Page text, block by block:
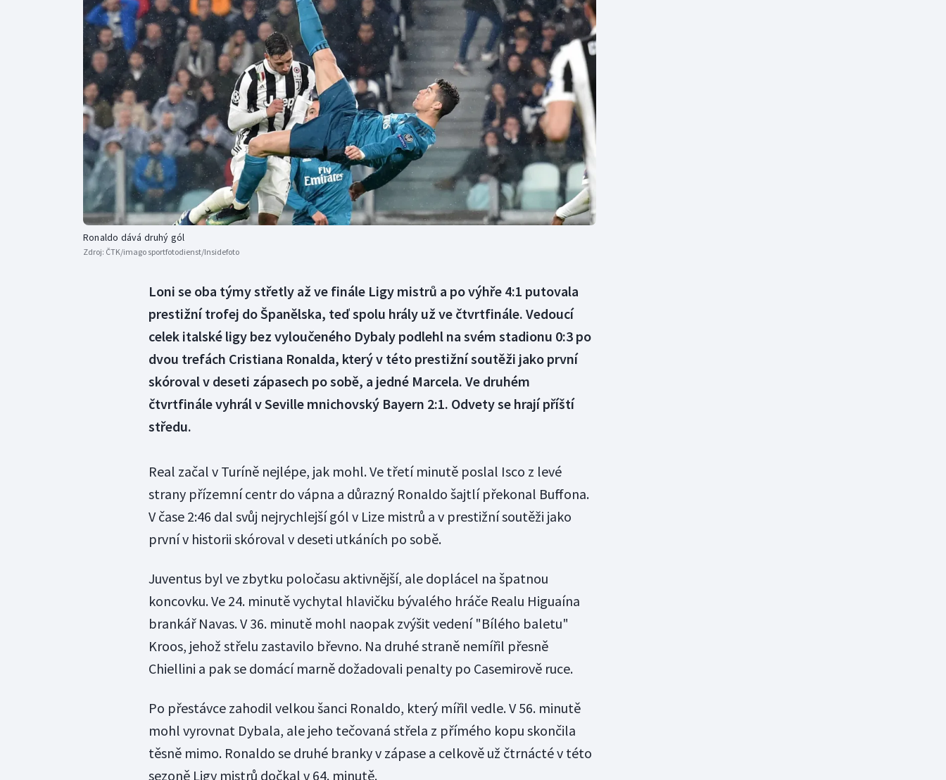
Curling
Dostihy
Florbal
Futsal
Golf
Gymnastika
Moderní pětiboj
Motorsport
Olympijské hry
Parasport
Plavání
Plážový volejbal
Triatlon
Veslování
Vodní slalom
Volejbal
Ostatní
Ronaldo dává druhý gól
Zdroj: ČTK/imago sportfotodienst/Insidefoto
Loni se oba týmy střetly až ve finále Ligy mistrů a po výhře 4:1 putovala
prestižní trofej do Španělska, teď spolu hrály už ve čtvrtfinále. Vedoucí
celek italské ligy bez vyloučeného Dybaly podlehl na svém stadionu 0:3 po
dvou trefách Cristiana Ronalda, který v této prestižní soutěži jako první
skóroval v deseti zápasech po sobě, a jedné Marcela. Ve druhém
čtvrtfinále vyhrál v Seville mnichovský Bayern 2:1. Odvety se hrají příští
středu.
Real začal v Turíně nejlépe, jak mohl. Ve třetí minutě poslal Isco z levé
strany přízemní centr do vápna a důrazný Ronaldo šajtlí překonal Buffona.
V čase 2:46 dal svůj nejrychlejší gól v Lize mistrů a v prestižní soutěži jako
první v historii skóroval v deseti utkáních po sobě.
Juventus byl ve zbytku poločasu aktivnější, ale doplácel na špatnou
koncovku. Ve 24. minutě vychytal hlavičku bývalého hráče Realu Higuaína
brankář Navas. V 36. minutě mohl naopak zvýšit vedení "Bílého baletu"
Kroos, jehož střelu zastavilo břevno. Na druhé straně nemířil přesně
Chiellini a pak se domácí marně dožadovali penalty po Casemirově ruce.
Po přestávce zahodil velkou šanci Ronaldo, který mířil vedle. V 56. minutě
mohl vyrovnat Dybala, ale jeho tečovaná střela z přímého kopu skončila
těsně mimo. Ronaldo se druhé branky v zápase a celkově už čtrnácté v této
sezoně Ligy mistrů dočkal v 64. minutě.